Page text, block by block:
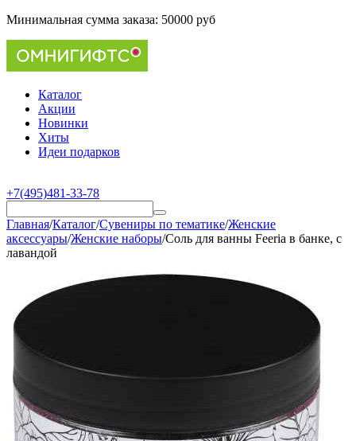
Минимальная сумма заказа: 50000 руб
Каталог
Акции
Новинки
Хиты
Идеи подарков
+7(495)481-33-78
Главная/Каталог/Сувениры по тематике/Женские
аксессуары/Женские наборы/Соль для ванны Feeria в банке, с
лавандой